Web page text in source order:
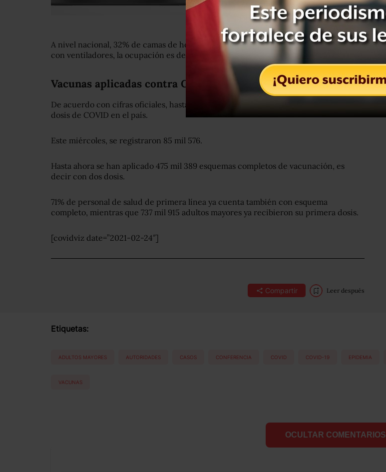
A nivel nacional, 32% de camas de hospitalización general están ocupadas. En camas
con ventiladores, la ocupación es del 35%.
Vacunas aplicadas contra COVID
De acuerdo con cifras oficiales, hasta ahora se ha aplicado un millón 900 mil 784
dosis de COVID en el país.
Este miércoles, se registraron 85 mil 576.
Hasta ahora se han aplicado 475 mil 389 esquemas completos de vacunación, es
decir con dos dosis.
71% de personal de salud de primera línea ya cuenta también con esquema
completo, mientras que 737 mil 915 adultos mayores ya recibieron su primera dosis.
[covidviz date=”2021-02-24″]
Compartir Leer después
Etiquetas:
ADULTOS MAYORES AUTORIDADES CASOS CONFERENCIA COVID COVID-19 EPIDEMIA
VACUNAS
OCULTAR COMENTARIOS